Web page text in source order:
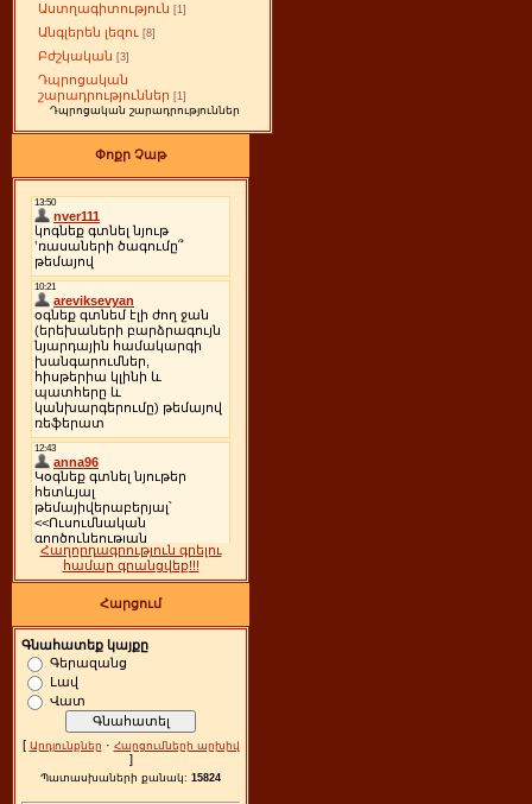
Աստղագիտություն [1]
Անգլերեն լեզու [8]
Բժշկական [3]
Դպրոցական
շարադրություններ [1]
Դպրոցական շարադրություններ
Փոքր Չաթ
Հաղորդագրություն գրելու
համար գրանցվեք!!!
Հարցում
Գնահատեք կայքը
Գերազանց
Լավ
Վատ
[ Արդյունքներ · Հարցումների արխիվ
]
Պատասխաների քանակ: 15824